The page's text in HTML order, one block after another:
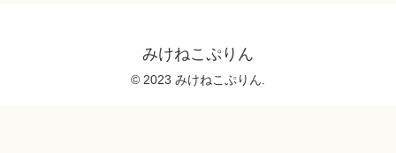
みけねこぷりん
© 2023 みけねこぷりん.